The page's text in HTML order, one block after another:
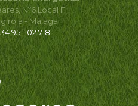
Nº6 Local F
- Málaga
951 102 718